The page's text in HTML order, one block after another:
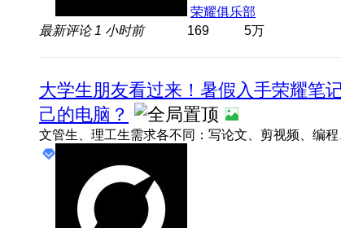
荣耀俱乐部
最新评论 1 小时前 169 5万
大学生朋友看过来！暑假入手荣耀笔
己的电脑？